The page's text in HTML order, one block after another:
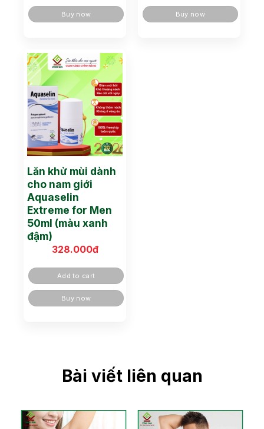
Buy now Buy now
Lăn khử mùi dành
cho nam giới
Aquaselin
Extreme for Men
50ml (màu xanh
đậm)
328.000đ
Add to cart
Buy now
Bài viết liên quan